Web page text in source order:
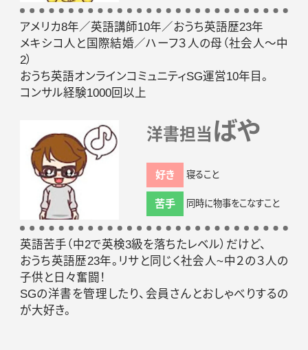
アメリカ8年／英語講師10年／おうち英語歴23年
メキシコ人と国際結婚／ハーフ３人の母（社会人～中
2）
おうち英語オンラインコミュニティSG運営10年目。
コンサル経験1000回以上
洋書担当 ばや
好き 寝ること
苦手 同時に物事をこなすこと
英語苦手（中2で英検3級を落ちたレベル）だけど、
おうち英語歴23年。リサと同じく社会人~中２の３人の
子供と日々奮闘！
SGの洋書を管理したり、会員さんとおしゃべりするの
が大好き。